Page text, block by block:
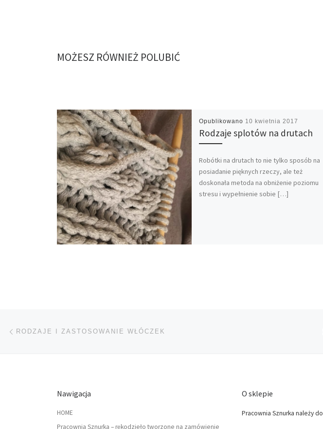
MOŻESZ RÓWNIEŻ POLUBIĆ
Opublikowano 10 kwietnia 2017
Rodzaje splotów na drutach
Robótki na drutach to nie tylko sposób na
posiadanie pięknych rzeczy, ale też
doskonała metoda na obniżenie poziomu
stresu i wypełnienie sobie […]
Nawigacja wpisu
RODZAJE I ZASTOSOWANIE WŁÓCZEK
Nawigacja
HOME
Pracownia Sznurka – rękodzieło tworzone na zamówienie
O sklepie
Pracownia Sznurka należy do